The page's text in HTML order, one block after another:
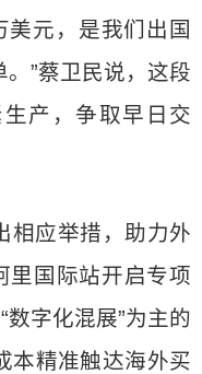
美元，是我们出国
”蔡卫民说，这段
产，争取早日交
相应举措，助力外
里国际站开启专项
字化混展”为主的
本精准触达海外买